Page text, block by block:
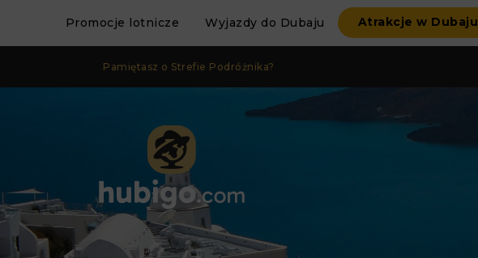
Promocje lotnicze Wyjazdy do Dubaju Atrakcje w Dubaju
Pamiętasz o Strefie Podróżnika?